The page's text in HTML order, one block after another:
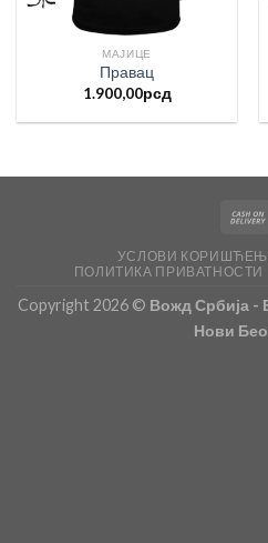
МАЈИЦЕ
Правац
1.900,00рсд
УСЛОВИ
ПОЛИТИКА ПРИВАТНОСТИ
Copyright 2026 © Вожд Србија -
Нови